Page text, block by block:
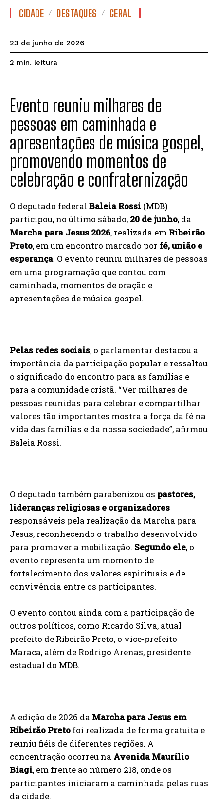
CIDADE DESTAQUES GERAL
23 de junho de 2026
2 min. leitura
Evento reuniu milhares de
pessoas em caminhada e
apresentações de música gospel,
promovendo momentos de
celebração e confraternização
O deputado federal Baleia Rossi (MDB)
participou, no último sábado, 20 de junho, da
Marcha para Jesus 2026, realizada em Ribeirão
Preto, em um encontro marcado por fé, união e
esperança. O evento reuniu milhares de pessoas
em uma programação que contou com
caminhada, momentos de oração e
apresentações de música gospel.
Pelas redes sociais, o parlamentar destacou a
importância da participação popular e ressaltou
o significado do encontro para as famílias e
para a comunidade cristã. “Ver milhares de
pessoas reunidas para celebrar e compartilhar
valores tão importantes mostra a força da fé na
vida das famílias e da nossa sociedade”, afirmou
Baleia Rossi.
O deputado também parabenizou os pastores,
lideranças religiosas e organizadores
responsáveis pela realização da Marcha para
Jesus, reconhecendo o trabalho desenvolvido
para promover a mobilização. Segundo ele, o
evento representa um momento de
fortalecimento dos valores espirituais e de
convivência entre os participantes.
O evento contou ainda com a participação de
outros políticos, como Ricardo Silva, atual
prefeito de Ribeirão Preto, o vice-prefeito
Maraca, além de Rodrigo Arenas, presidente
estadual do MDB.
A edição de 2026 da Marcha para Jesus em
Ribeirão Preto foi realizada de forma gratuita e
reuniu fiéis de diferentes regiões. A
concentração ocorreu na Avenida Maurílio
Biagi, em frente ao número 218, onde os
participantes iniciaram a caminhada pelas ruas
da cidade.